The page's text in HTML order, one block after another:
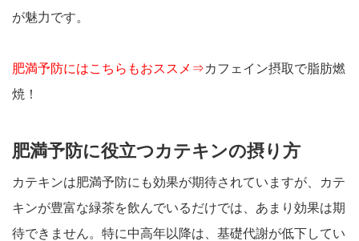
が魅力です。
肥満予防にはこちらもおススメ⇒カフェイン摂取で脂肪燃
焼！
肥満予防に役立つカテキンの摂り方
カテキンは肥満予防にも効果が期待されていますが、カテ
キンが豊富な緑茶を飲んでいるだけでは、あまり効果は期
待できません。特に中高年以降は、基礎代謝が低下してい